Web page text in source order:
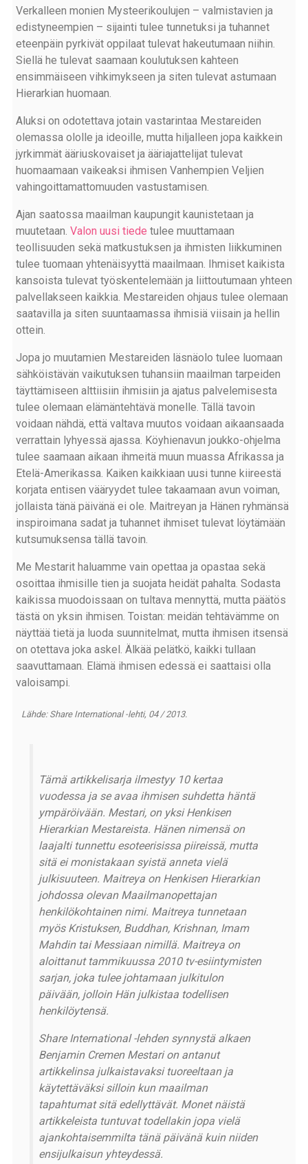
Verkalleen monien Mysteerikoulujen – valmistavien ja
edistyneempien – sijainti tulee tunnetuksi ja tuhannet
eteenpäin pyrkivät oppilaat tulevat hakeutumaan niihin.
Siellä he tulevat saamaan koulutuksen kahteen
ensimmäiseen vihkimykseen ja siten tulevat astumaan
Hierarkian huomaan.
Aluksi on odotettava jotain vastarintaa Mestareiden
olemassa ololle ja ideoille, mutta hiljalleen jopa kaikkein
jyrkimmät ääriuskovaiset ja ääriajattelijat tulevat
huomaamaan vaikeaksi ihmisen Vanhempien Veljien
vahingoittamattomuuden vastustamisen.
Ajan saatossa maailman kaupungit kaunistetaan ja
muutetaan. Valon uusi tiede tulee muuttamaan
teollisuuden sekä matkustuksen ja ihmisten liikkuminen
tulee tuomaan yhtenäisyyttä maailmaan. Ihmiset kaikista
kansoista tulevat työskentelemään ja liittoutumaan yhteen
palvellakseen kaikkia. Mestareiden ohjaus tulee olemaan
saatavilla ja siten suuntaamassa ihmisiä viisain ja hellin
ottein.
Jopa jo muutamien Mestareiden läsnäolo tulee luomaan
sähköistävän vaikutuksen tuhansiin maailman tarpeiden
täyttämiseen alttiisiin ihmisiin ja ajatus palvelemisesta
tulee olemaan elämäntehtävä monelle. Tällä tavoin
voidaan nähdä, että valtava muutos voidaan aikaansaada
verrattain lyhyessä ajassa. Köyhienavun joukko-ohjelma
tulee saamaan aikaan ihmeitä muun muassa Afrikassa ja
Etelä-Amerikassa. Kaiken kaikkiaan uusi tunne kiireestä
korjata entisen vääryydet tulee takaamaan avun voiman,
jollaista tänä päivänä ei ole. Maitreyan ja Hänen ryhmänsä
inspiroimana sadat ja tuhannet ihmiset tulevat löytämään
kutsumuksensa tällä tavoin.
Me Mestarit haluamme vain opettaa ja opastaa sekä
osoittaa ihmisille tien ja suojata heidät pahalta. Sodasta
kaikissa muodoissaan on tultava mennyttä, mutta päätös
tästä on yksin ihmisen. Toistan: meidän tehtävämme on
näyttää tietä ja luoda suunnitelmat, mutta ihmisen itsensä
on otettava joka askel. Älkää pelätkö, kaikki tullaan
saavuttamaan. Elämä ihmisen edessä ei saattaisi olla
valoisampi.
Lähde: Share International -lehti, 04 / 2013.
Tämä artikkelisarja ilmestyy 10 kertaa
vuodessa ja se avaa ihmisen suhdetta häntä
ympäröivään. Mestari, on yksi Henkisen
Hierarkian Mestareista. Hänen nimensä on
laajalti tunnettu esoteerisissa piireissä, mutta
sitä ei monistakaan syistä anneta vielä
julkisuuteen. Maitreya on Henkisen Hierarkian
johdossa olevan Maailmanopettajan
henkilökohtainen nimi. Maitreya tunnetaan
myös Kristuksen, Buddhan, Krishnan, Imam
Mahdin tai Messiaan nimillä. Maitreya on
aloittanut tammikuussa 2010 tv-esiintymisten
sarjan, joka tulee johtamaan julkitulon
päivään, jolloin Hän julkistaa todellisen
henkilöytensä.
Share International -lehden synnystä alkaen
Benjamin Cremen Mestari on antanut
artikkelinsa julkaistavaksi tuoreeltaan ja
käytettäväksi silloin kun maailman
tapahtumat sitä edellyttävät. Monet näistä
artikkeleista tuntuvat todellakin jopa vielä
ajankohtaisemmilta tänä päivänä kuin niiden
ensijulkaisun yhteydessä.